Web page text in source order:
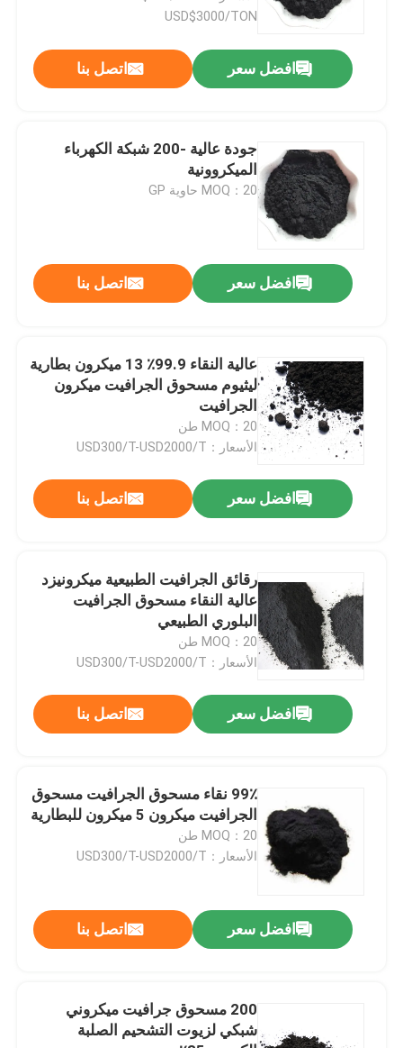
منتجات
معلومات عنا
جولة في المعمل
اتصل بنا
أخبار
حالات
فليك الجرافيت الطبيعي
USD$3000/TON
افضل سعر اتصل بنا
جودة عالية -200 شبكة الكهرباء
الميكروونية
MOQ：20 حاوية GP
افضل سعر اتصل بنا
عالية النقاء 99.9٪ 13 ميكرون بطارية
ليثيوم مسحوق الجرافيت ميكرون
الجرافيت
MOQ：20 طن
الأسعار：USD300/T-USD2000/T
افضل سعر اتصل بنا
رقائق الجرافيت الطبيعية ميكرونيزد
عالية النقاء مسحوق الجرافيت
البلوري الطبيعي
MOQ：20 طن
الأسعار：USD300/T-USD2000/T
افضل سعر اتصل بنا
99٪ نقاء مسحوق الجرافيت مسحوق
الجرافيت ميكرون 5 ميكرون للبطارية
MOQ：20 طن
الأسعار：USD300/T-USD2000/T
افضل سعر اتصل بنا
200 مسحوق جرافيت ميكروني
شبكي لزيوت التشحيم الصلبة